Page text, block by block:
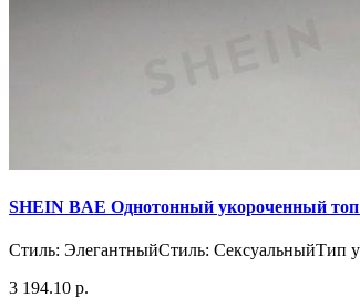
SHEIN BAE Однотонный укороченный
Стиль: ЭлегантныйСтиль: СексуальныйТип
3 194.10 р.